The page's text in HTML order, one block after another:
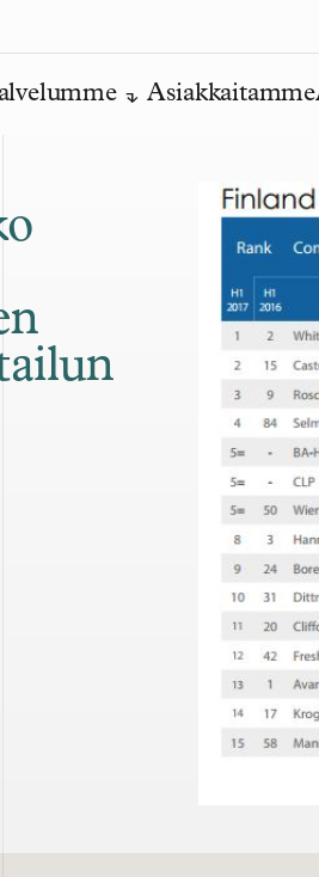
Asiakkaitamme